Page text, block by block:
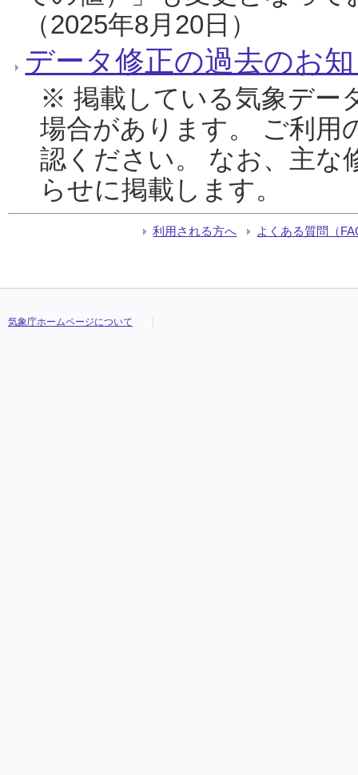
（2025年8月20日）
データ修正の過去のお
※ 掲載している気象デー
場合があります。 ご利用
認ください。 なお、主な
らせに掲載します。
利用される方へ よくある質問（
気象庁ホームページについて